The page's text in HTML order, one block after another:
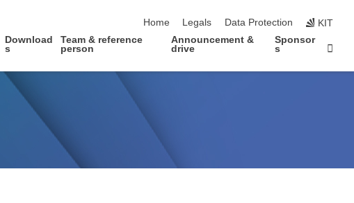
Home Legals Data Protection
KIT
Download
s
Team & reference
person
Announcement &
drive
Sponsor
s